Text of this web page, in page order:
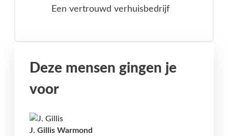
Een vertrouwd verhuisbedrijf
Deze mensen gingen je
voor
J. Gillis Warmond